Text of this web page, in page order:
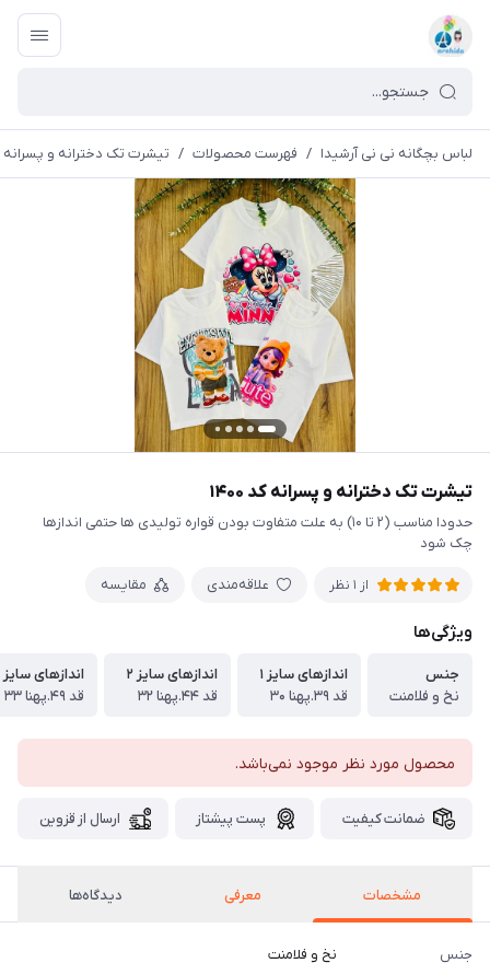
لباس بچگانه نی نی آرشیدا / فهرست محصولات / تیشرت تک دخترانه و پسرانه کد
تیشرت تک دخترانه و پسرانه کد ۱۴۰۰
حدودا مناسب (۲ تا ۱۰) به علت متفاوت بودن قواره تولیدی ها حتمی اندازها
چک شود
از 1 نظر علاقه‌مندی مقایسه
ویژگی‌ها
جنس
نخ و فلامنت
اندازهای سایز ۱
قد ۳۹.پهنا ۳۰
اندازهای سایز ۲
قد ۴۴.پهنا ۳۲
اندازهای سایز ۳
قد ۴۹.پهنا ۳۳
محصول مورد نظر موجود نمی‌باشد.
ضمانت کیفیت پست پیشتاز ارسال از قزوین
مشخصات معرفی دیدگاه‌ها
جنس نخ و فلامنت